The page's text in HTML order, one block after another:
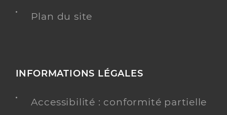
Plan du site
INFORMATIONS LÉGALES
Accessibilité : conformité partielle